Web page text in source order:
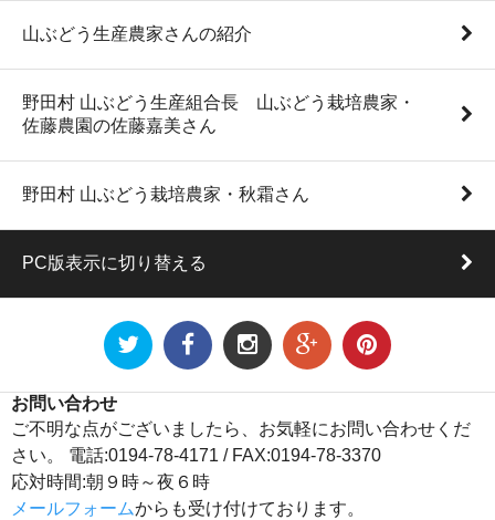
山ぶどう生産農家さんの紹介
野田村 山ぶどう生産組合長 山ぶどう栽培農家・
佐藤農園の佐藤嘉美さん
野田村 山ぶどう栽培農家・秋霜さん
PC版表示に切り替える
お問い合わせ
ご不明な点がございましたら、お気軽にお問い合わせくだ
さい。 電話:0194-78-4171 / FAX:0194-78-3370
応対時間:朝９時～夜６時
メールフォームからも受け付けております。